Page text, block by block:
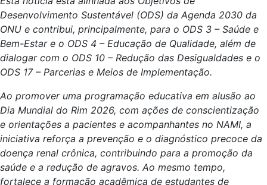
Desenvolvimento Sustentável (ODS) da Agenda 2030 da
ONU e contribui, principalmente, para o ODS 3 – Saúde e
Bem-Estar e o ODS 4 – Educação de Qualidade, além de
dialogar com o ODS 10 – Redução das Desigualdades e o
ODS 17 – Parcerias e Meios de Implementação.
Ao promover uma programação educativa em alusão ao
Dia Mundial do Rim 2026, com ações de conscientização
e orientações a pacientes e acompanhantes no NAMI, a
iniciativa reforça a prevenção e o diagnóstico precoce da
doença renal crônica, contribuindo para a promoção da
saúde e a redução de agravos. Ao mesmo tempo,
fortalece a formação acadêmica de estudantes de